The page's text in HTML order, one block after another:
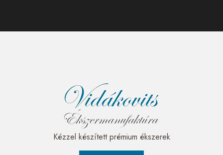
Kézzel készített prémium ékszerek